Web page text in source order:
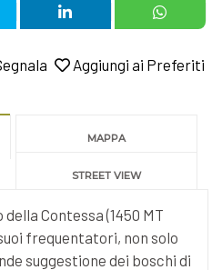
Aggiungi ai Preferiti
MAPPA
STREET VIEW
Contessa (1450 MT
frequentatori, non solo
suggestione dei boschi di